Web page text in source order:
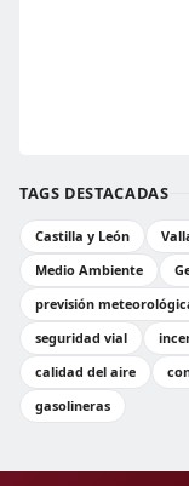
TAGS DESTACADAS
Castilla y León
Medio Ambiente
previsión
seguridad vial
calidad del aire
gasolineras